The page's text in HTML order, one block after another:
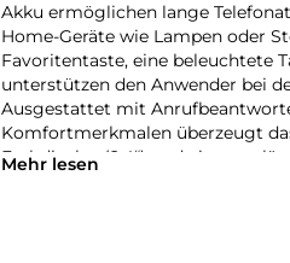
Akku ermöglichen lange
Home-Geräte wie Lampen oder
Favoritentaste, eine beleuchtete
unterstützen den Anwender bei
Ausgestattet mit
Komfortmerkmalen überzeugt
Farbdisplay (2,4“) und einer
Mehr lesen